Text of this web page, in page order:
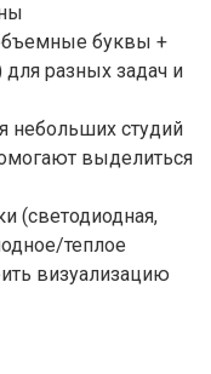
буквы +
разных задач и
небольших студий
выделиться
(светодиодная,
теплое
визуализацию